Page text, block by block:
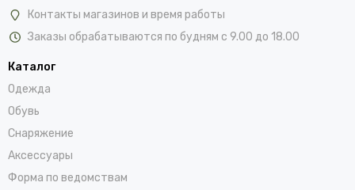
Контакты магазинов и время работы
Заказы обрабатываются по будням с 9.00 до 18.00
Каталог
Одежда
Обувь
Снаряжение
Аксессуары
Форма по ведомствам